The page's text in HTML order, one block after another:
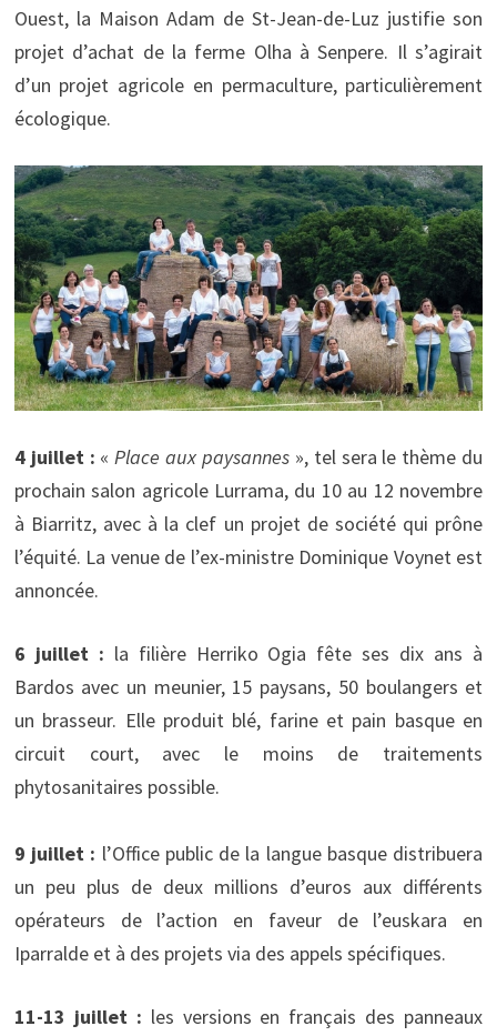
Ouest, la Maison Adam de St-Jean-de-Luz justifie son
projet d’achat de la ferme Olha à Senpere. Il s’agirait
d’un projet agricole en permaculture, particulièrement
écologique.
4 juillet : «Place aux paysannes », tel sera le thème du
prochain salon agricole Lurrama, du 10 au 12 novembre
à Biarritz, avec à la clef un projet de société qui prône
l’équité. La venue de l’ex-ministre Dominique Voynet est
annoncée.
6 juillet : la filière Herriko Ogia fête ses dix ans à
Bardos avec un meunier, 15 paysans, 50 boulangers et
un brasseur. Elle produit blé, farine et pain basque en
circuit court, avec le moins de traitements
phytosanitaires possible.
9 juillet : l’Office public de la langue basque distribuera
un peu plus de deux millions d’euros aux différents
opérateurs de l’action en faveur de l’euskara en
Iparralde et à des projets via des appels spécifiques.
11-13 juillet : les versions en français des panneaux